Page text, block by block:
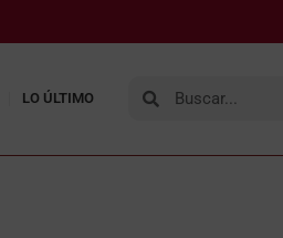
LO ÚLTIMO